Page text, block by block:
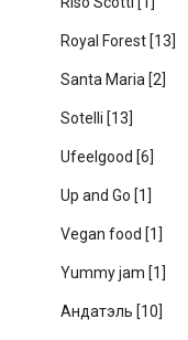
Royal Forest [13]
Santa Maria [2]
Sotelli [13]
Ufeelgood [6]
Up and Go [1]
Vegan food [1]
Yummy jam [1]
Андатэль [10]